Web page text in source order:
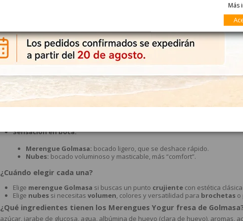
con total acierto para fiestas, mesas dulces y detalles
Merengue Golmasa:exterior seco y ligeramente crujiente; interior
Nubes:esponjosas, blanditas y elásticas.
Proceso/estructura:
Merengue Golmasa:espuma azucarada secada/horneada para dar
Nubes:
espuma gelificada y húmeda que mantiene suavidad constante.
Uso ideal:
topping de tartas, shot de café, detalles
brochetas, fondue, decorar cupcakes, y para tostar en fogata o
Sensación en boca:
Merengue Golmasa: bocado ligero, que se deshace rápido.
Nubes: bocado voluminoso y masticable, más “comfort”.
¿Cuándo elegir cada una?
Elige merengue Golmasa si buscas un punto crujientecon estética
Elige nubessi necesitas volumen, colores y versatilidad para brochetaso
¿Qué ingredientes tienen los Merengues Yogur fresa de
azúcar, jarabe de glucosa, agua, albúmina de huevo (clara de huevo), aromas,
Más